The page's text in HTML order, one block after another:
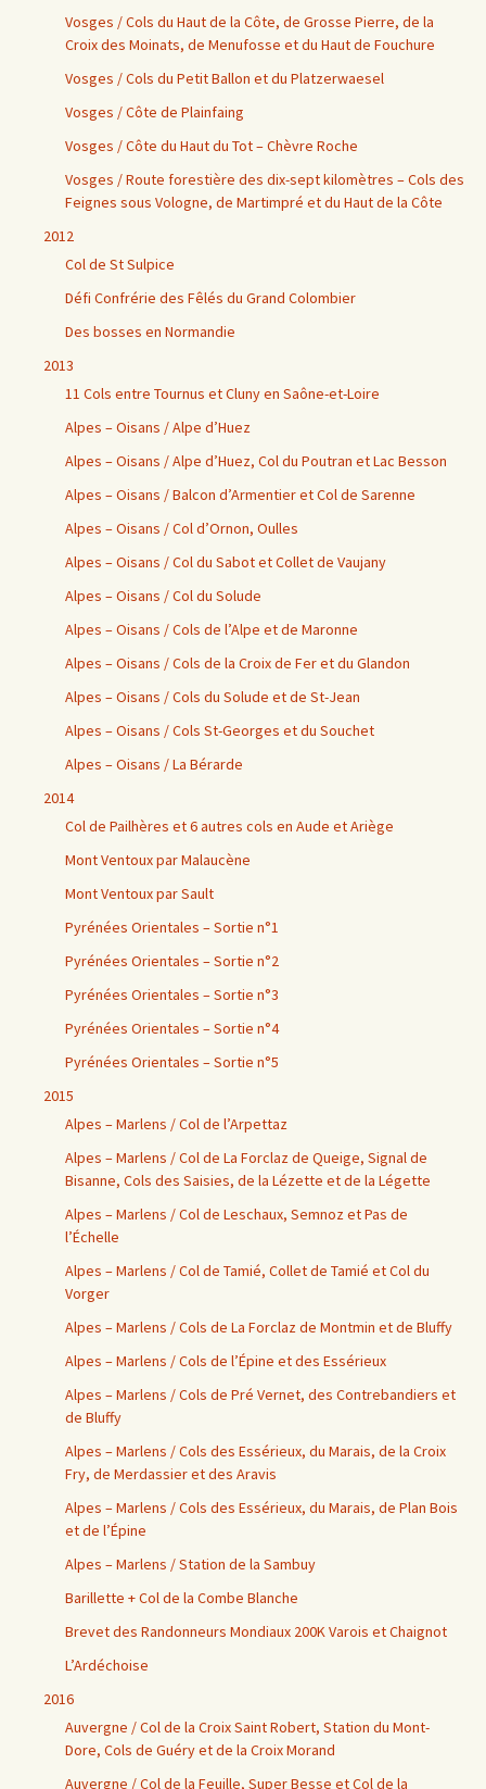
Vosges / Cols du Haut de la Côte, de Grosse Pierre, de la
Croix des Moinats, de Menufosse et du Haut de Fouchure
Vosges / Cols du Petit Ballon et du Platzerwaesel
Vosges / Côte de Plainfaing
Vosges / Côte du Haut du Tot – Chèvre Roche
Vosges / Route forestière des dix-sept kilomètres – Cols des
Feignes sous Vologne, de Martimpré et du Haut de la Côte
2012
Col de St Sulpice
Défi Confrérie des Fêlés du Grand Colombier
Des bosses en Normandie
2013
11 Cols entre Tournus et Cluny en Saône-et-Loire
Alpes – Oisans / Alpe d’Huez
Alpes – Oisans / Alpe d’Huez, Col du Poutran et Lac Besson
Alpes – Oisans / Balcon d’Armentier et Col de Sarenne
Alpes – Oisans / Col d’Ornon, Oulles
Alpes – Oisans / Col du Sabot et Collet de Vaujany
Alpes – Oisans / Col du Solude
Alpes – Oisans / Cols de l’Alpe et de Maronne
Alpes – Oisans / Cols de la Croix de Fer et du Glandon
Alpes – Oisans / Cols du Solude et de St-Jean
Alpes – Oisans / Cols St-Georges et du Souchet
Alpes – Oisans / La Bérarde
2014
Col de Pailhères et 6 autres cols en Aude et Ariège
Mont Ventoux par Malaucène
Mont Ventoux par Sault
Pyrénées Orientales – Sortie n°1
Pyrénées Orientales – Sortie n°2
Pyrénées Orientales – Sortie n°3
Pyrénées Orientales – Sortie n°4
Pyrénées Orientales – Sortie n°5
2015
Alpes – Marlens / Col de l’Arpettaz
Alpes – Marlens / Col de La Forclaz de Queige, Signal de
Bisanne, Cols des Saisies, de la Lézette et de la Légette
Alpes – Marlens / Col de Leschaux, Semnoz et Pas de
l’Échelle
Alpes – Marlens / Col de Tamié, Collet de Tamié et Col du
Vorger
Alpes – Marlens / Cols de La Forclaz de Montmin et de Bluffy
Alpes – Marlens / Cols de l’Épine et des Essérieux
Alpes – Marlens / Cols de Pré Vernet, des Contrebandiers et
de Bluffy
Alpes – Marlens / Cols des Essérieux, du Marais, de la Croix
Fry, de Merdassier et des Aravis
Alpes – Marlens / Cols des Essérieux, du Marais, de Plan Bois
et de l’Épine
Alpes – Marlens / Station de la Sambuy
Barillette + Col de la Combe Blanche
Brevet des Randonneurs Mondiaux 200K Varois et Chaignot
L’Ardéchoise
2016
Auvergne / Col de la Croix Saint Robert, Station du Mont-
Dore, Cols de Guéry et de la Croix Morand
Auvergne / Col de la Feuille, Super Besse et Col de la